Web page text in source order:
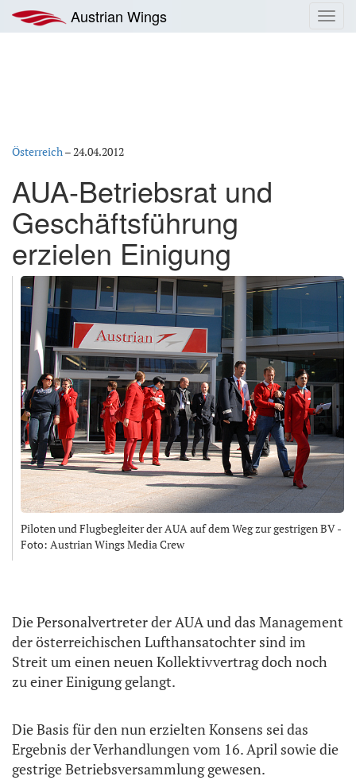
Inhalt
springen
Austrian Wings
Österreich–24.04.2012
AUA-Betriebsrat und
Geschäftsführung
erzielen Einigung
Piloten und Flugbegleiter der AUA auf dem Weg zur gestrigen BV -
Foto: Austrian Wings Media Crew
Die Personalvertreter der AUA und das Management
der österreichischen Lufthansatochter sind im
Streit um einen neuen Kollektivvertrag doch noch
zu einer Einigung gelangt.
Die Basis für den nun erzielten Konsens sei das
Ergebnis der Verhandlungen vom 16. April sowie die
gestrige Betriebsversammlung gewesen.